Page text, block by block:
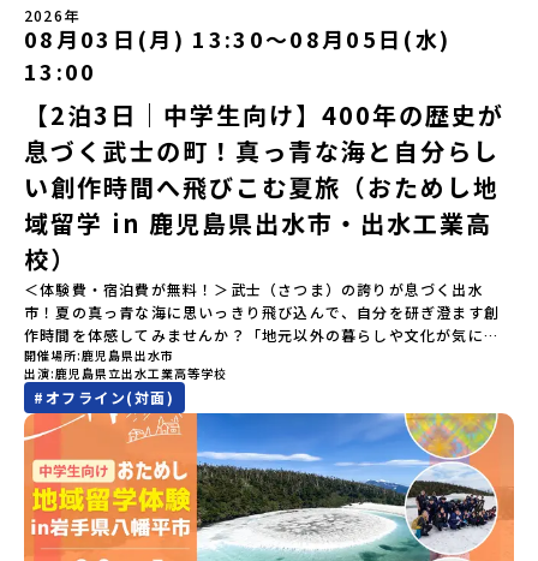
ら抽選の上、締め切り日から1週間を目途に、お申し込み時に記入い
ただいたメールアドレス宛に「当選／落選メール」をお送りいたし
ます。当選者は、メールに記載された「当選確認フォーム」に３日
以内に回答いただき、確認フォームの提出をもって参加確定とさせ
ていただきます。当選確認フォームの期日までにご回答いただけな
い場合は、当選を取り消しとさせていただきます。当選取り消しが
あった場合は、繰り上げ当選者へご連絡させていただきます。登録
メールアドレスの変更をご希望の場合は下記の地域みらい留学公式
LINEよりご連絡をお願いします。※受信制限設定をしていると、通
知メールをお受け取りいただけません。その場合は、
「@miratabi.jp」からのメールを受信できるよう設定をお願いいた
します。※結果に関する個別のお問合せにはお答えしておりません
ので、ご了承ください。・お申し込みについてお申込はお一人様1回
限りです。PC・スマートフォンからお申込ください。申込後の内容
変更はできません。お申込時は、メールアドレスの入力間違いにご
注意ください。・宿泊について１室に複数(同性2～4名程度)で宿泊
いただく予定です。・食事アレルギー対応について個別の詳細なア
レルギー対応希望にはお応えしかねる場合がございます。対応が必
要な場合は必ず事前にご相談ください。・参加取消や急遽参加でき
なくなった場合について参加決定後の参加お取り消しはご遠慮下さ
い。やむを得ないお取り消しの場合はお早めに事務局までご連絡く
ださい。・キャンセルポリシーやむを得ない参加お取り消しの場
合、以下のルールに沿って対応させていただきます。ご了承くださ
い。プログラム開催日の前日＜7月3日＞から、【キャンセルのご連
「みんなでBBQディナー」 -さらに仲間や地元の高校生、町の大人
たちと交流＜3日目＞（AM）「アイヌが愛した森を散策するフィー
ルドワーク」「3日間の振り返りワーク」 -みんなで振り返り対話
「ランチ/お土産タイム」（PM） 13：30頃プログラム終了-新千歳
空港には15：00頃に到着予定です。※天候の状況や参加人数によっ
てプログラムを変更する場合がございます。参加概要【開催場所】
北海道平取町（びらとりちょう）【実施日程】7月18日(土)～7月20
日(月祝)※参加が確定した方には6月3日(水) 18：30～20：00に
「参加者向け事前オンライン研修」をご案内する予定です。必ず参
加をお願いします。【集合場所・時間】7月18日(土) 12：00 新千歳
空港※12：00までに新千歳空港に到着する便で手配ください。【解
散場所・時間】7月20日(祝月) 15：00頃 新千歳空港※16：00以降
に新千歳空港を出発する便で手配ください。【対象】中学2年生、中
学3年生【宿泊先】ゲストハウス ヤント※ドミトリータイプの2段ベ
ッド（1室2～4名）で宿泊いただく予定です。【旅行代金】無料※旅
行代金に含まれる費用のうち、以下の内容が無料となります・宿泊
費（2泊分）・プログラム内のアクティビティ・体験費用・一部の食
事代※以下の費用は参加者のご負担となります・集合場所までの往
復交通費・お土産代や自由時間の個人飲食費などの個人的費用【募
集人数】最大10名（お申し込み多数の場合は抽選の上決定）【参加
者決定】お申し込み多数の場合は、締め切り後1週間を目途に当落結
果をご連絡いたします。【申し込み受付締切】4月30日(木)12：00
から 5月14日(木) 12：00まで疑問も不安もワクワクに変える！「お
ためし地域留学」ステップアップ説明会プログラムの内容を詳しく
です。どんな困難な状況にも真っ向から立ち向かい、未知の領域へ
夢を追って挑戦し続ける姿勢や、手つかずの大自然の中で一攫千金
の夢を抱いて熱中した「砂金掘り」、自らの手で広大な大地を切り
拓いてきた農業や漁業の歴史など、夢を追う人々が集まる他の町に
はない風土が存在します。大樹町では、このフロンティアスピリッ
ツが現在、「北海道の小さな町から宇宙を目指す」という新たな夢
へと繋がっています。 「宇宙版シリコンバレー」の実現を目指し、
国内外の宇宙関連企業が集まる宇宙港「北海道スペースポート」の
整備が進められています。 この未来への挑戦の精神は、民間企業に
よる日本初のロケット打ち上げ成功という形で実を結び、世界有数
のロケット発射場の適地として全国・アジア各国からも大きな注目
を集めています 今回は、そんな大樹町の過去から未来へ繋がるフロ
ンティアスピリッツに触れるアクティビティへ出発！農業からロケ
ットまで本物の現場を体感し、他では味わえない体験を五感をフル
につかって楽しむことができます🎵大樹高校は、農業から宇宙まで
「町のぜんぶが教科書」！大樹高校の学びは、ただ教室の机に座っ
ているだけではありません！農業や漁業から、最先端の宇宙科学ま
で「町のぜんぶが教科書」 です。先輩たちは「地域探究」の授業
や、放課後の「地域探究サークル」を通して、学校の外へどんどん
飛び出し町の人たちと一緒にリアルな課題解決にチャレンジしてい
ます。そんな先輩たちとの交流がきっと「未来の自分」のヒントが
見つかるはず！ あたたかい町の人たちや先輩たちとの出会いが待っ
ている北海道大樹町へ、あなたの世界をグッと広げる特別な旅に出
発しませんか？ 体験のおすすめポイント体験プログラム内容（予
2026年
08月03日(月) 13:30〜08月05日(水)
13:00
【2泊3日｜中学生向け】400年の歴史が
息づく武士の町！真っ青な海と自分らし
い創作時間へ飛びこむ夏旅（おためし地
域留学 in 鹿児島県出水市・出水工業高
校）
＜体験費・宿泊費が無料！＞武士（さつま）の誇りが息づく出水
市！夏の真っ青な海に思いっきり飛び込んで、自分を研ぎ澄ます創
作時間を体感してみませんか？「地元以外の暮らしや文化が気にな
る。いつか留学してみたい！」「自分の進学や将来の可能性をもっ
とひらきたい！」「ものづくりや工業高校に興味がある！」そんな
中学生のみなさんにおすすめ！「おためし地域留学」は、日本全国
約200の高校と連携し、地域の枠を超えて学校生活を送る「地域みら
い留学」をプチ体験できるプログラムです。はじめてのひとり旅で
も安心！現地でもスタッフがしっかりとサポートいたします。今回
のフィールドは「鹿児島県 出水市（いずみし）出水工業高校」出水
市（いずみし）は、鹿児島県の玄関口にあるまち。ここでしか見ら
れない景色と、地元の人たちがずっと大切にしてきたものがありま
開催場所 鹿児島県出水市
出演 鹿児島県立出水工業高等学校
#オフライン(対面)